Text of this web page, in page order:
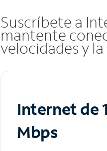
Suscríbete a
mantente
velocidades y
Internet de
Mbps